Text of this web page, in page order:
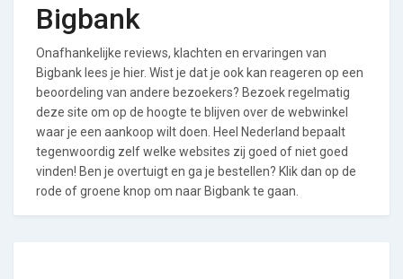
Bigbank
Onafhankelijke reviews, klachten en ervaringen van
Bigbank lees je hier. Wist je dat je ook kan reageren op een
beoordeling van andere bezoekers? Bezoek regelmatig
deze site om op de hoogte te blijven over de webwinkel
waar je een aankoop wilt doen. Heel Nederland bepaalt
tegenwoordig zelf welke websites zij goed of niet goed
vinden! Ben je overtuigt en ga je bestellen? Klik dan op de
rode of groene knop om naar Bigbank te gaan.